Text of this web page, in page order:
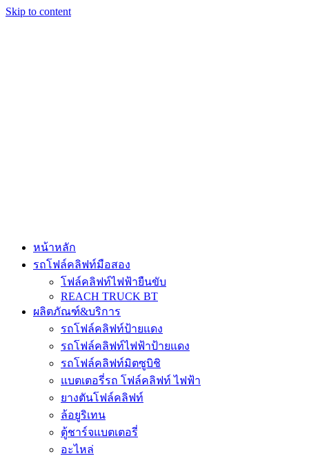
Skip to content
หน้าหลัก
รถโฟล์คลิฟท์มือสอง
โฟล์คลิฟท์ไฟฟ้ายืนขับ
REACH TRUCK BT
ผลิตภัณฑ์&บริการ
รถโฟล์คลิฟท์ป้ายแดง
รถโฟล์คลิฟท์ไฟฟ้าป้ายแดง
รถโฟล์คลิฟท์มิตซูบิชิ
แบตเตอรี่รถ โฟล์คลิฟท์ ไฟฟ้า
ยางตันโฟล์คลิฟท์
ล้อยูริเทน
ตู้ชาร์จแบตเตอรี่
อะไหล่